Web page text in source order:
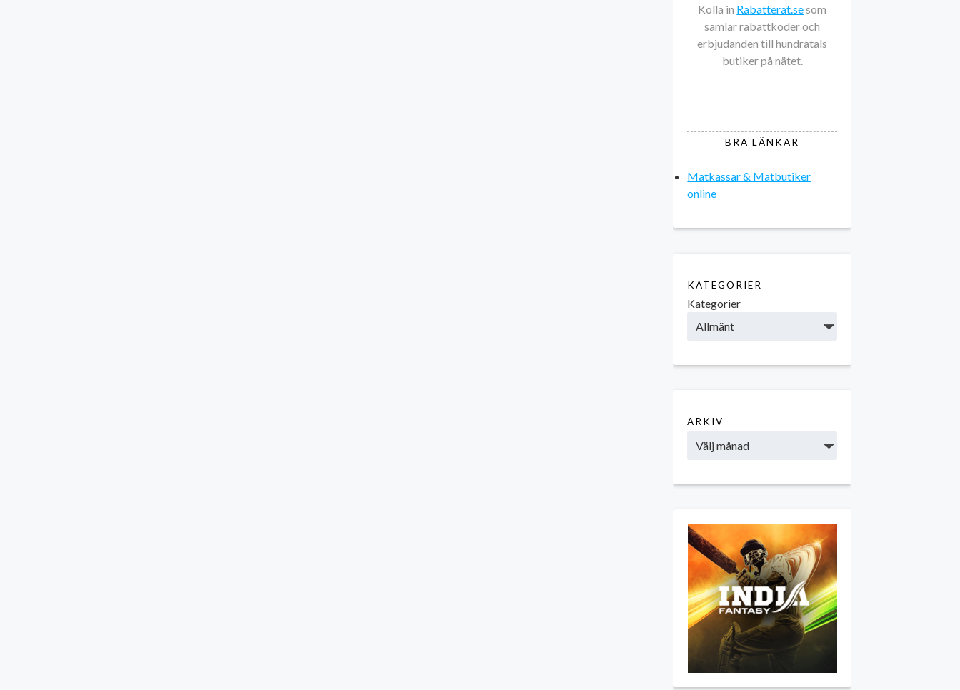
Kolla in Rabatterat.sesom
samlar rabattkoder och
erbjudanden till hundratals
butiker på nätet.
BRA LÄNKAR
Matkassar & Matbutiker
online
KATEGORIER
Kategorier
ARKIV